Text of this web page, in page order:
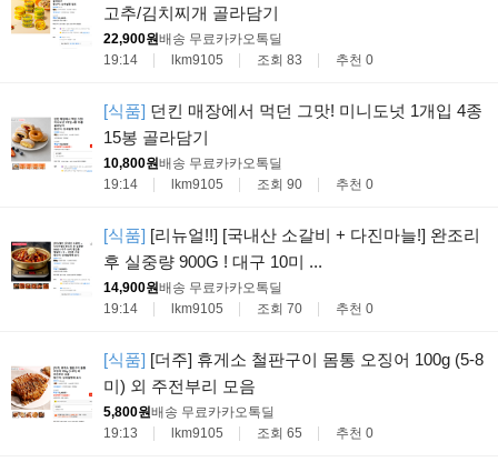
고추/김치찌개 골라담기
22,900원배송 무료카카오톡딜
19:14
lkm9105 조회 83 추천 0
[식품] 던킨 매장에서 먹던 그맛! 미니도넛 1개입 4종
15봉 골라담기
10,800원배송 무료카카오톡딜
19:14
lkm9105 조회 90 추천 0
[식품] [리뉴얼!!] [국내산 소갈비 + 다진마늘!] 완조리
후 실중량 900G ! 대구 10미 ...
14,900원배송 무료카카오톡딜
19:14
lkm9105 조회 70 추천 0
[식품] [더주] 휴게소 철판구이 몸통 오징어 100g (5-8
미) 외 주전부리 모음
5,800원배송 무료카카오톡딜
19:13
lkm9105 조회 65 추천 0